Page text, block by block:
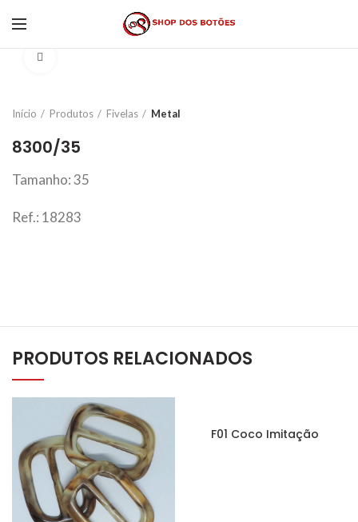
Início Produtos Fivelas Metal
8300/35
Tamanho: 35
Ref.: 18283
PRODUTOS RELACIONADOS
F01 Coco Imitação